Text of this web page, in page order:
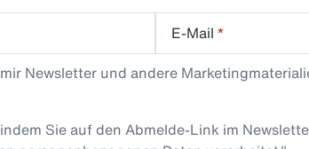
E-Mail *
Newsletter und andere
Sie auf den Abmelde-Link im